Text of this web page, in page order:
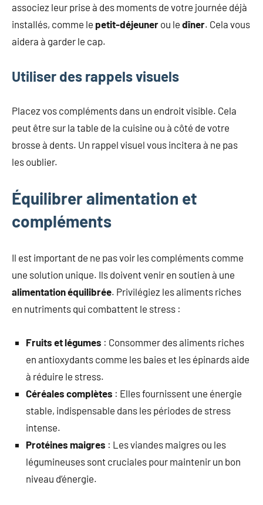
associez leur prise à des moments de votre journée déjà
installés, comme le petit-déjeuner ou le dîner. Cela vous
aidera à garder le cap.
Utiliser des rappels visuels
Placez vos compléments dans un endroit visible. Cela
peut être sur la table de la cuisine ou à côté de votre
brosse à dents. Un rappel visuel vous incitera à ne pas
les oublier.
Équilibrer alimentation et
compléments
Il est important de ne pas voir les compléments comme
une solution unique. Ils doivent venir en soutien à une
alimentation équilibrée. Privilégiez les aliments riches
en nutriments qui combattent le stress :
Fruits et légumes : Consommer des aliments riches
en antioxydants comme les baies et les épinards aide
à réduire le stress.
Céréales complètes : Elles fournissent une énergie
stable, indispensable dans les périodes de stress
intense.
Protéines maigres : Les viandes maigres ou les
légumineuses sont cruciales pour maintenir un bon
niveau d’énergie.